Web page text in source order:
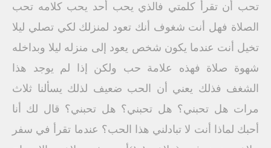
تحب أن تقرأ كلمتي فالذي يحب أحد يحب كلامه تحب
الصلاة فهل أنت شغوف أنك تعود لمنزلك لكي تصلي ليلا
تخيل أنت عندما يكون شخص يعود إلى منزله ليلا وبداخله
شهوة صلاة فهذه علامة حب ولكن إذا لم يوجد هذا
الشغف فذلك يعني أن الحب ضعيف لذلك يسألنا ثلاث
مرات هل تحبني؟ هل تحبني؟ هل تحبني؟ قال لك أنا
أحبك لماذا أنت لا تبادلني هذا الحب؟ عندما تقرأ في سفر